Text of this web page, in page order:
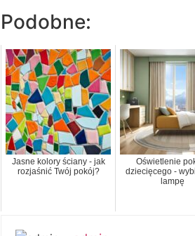
Podobne:
Jasne kolory ściany - jak
rozjaśnić Twój pokój?
Oświetlenie
dziecięcego -
lampę